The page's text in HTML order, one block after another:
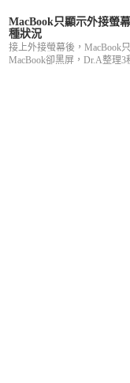
MacBook只顯示外接螢
種狀況
接上外接螢幕後，MacBook
MacBook卻黑屏，Dr.A整理3